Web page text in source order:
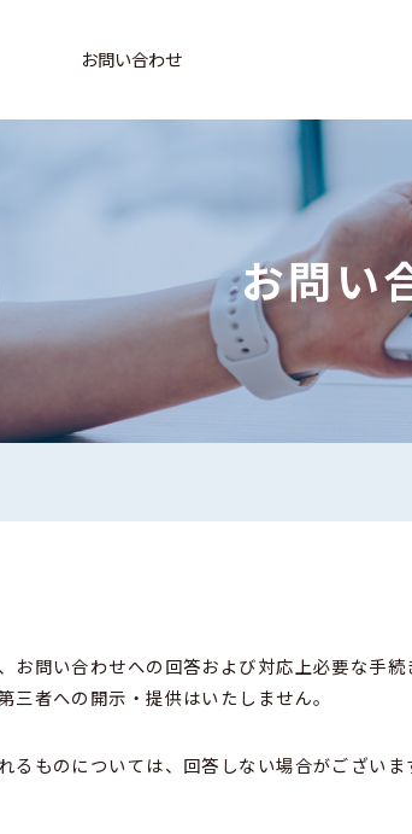
お問い合わせ
お問い
お問い合わせへの回答および対応上必要な手
三者への開示・提供はいたしません。
るものについては、回答しない場合がございま